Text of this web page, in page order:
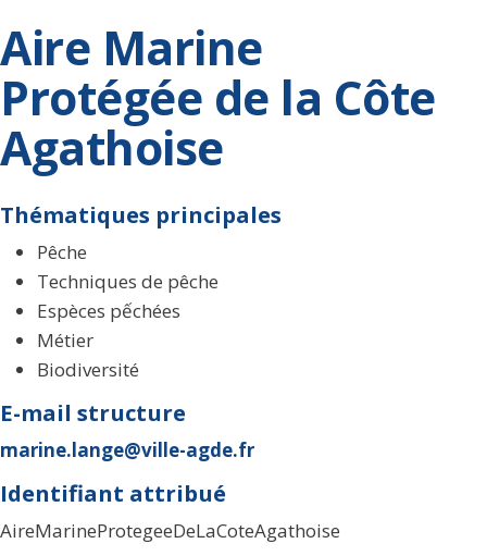
Aire Marine
Protégée de la Côte
Agathoise
Thématiques principales
Pêche
Techniques de pêche
Espèces pếchées
Métier
Biodiversité
E-mail structure
marine.lange@ville-agde.fr
Identifiant attribué
AireMarineProtegeeDeLaCoteAgathoise